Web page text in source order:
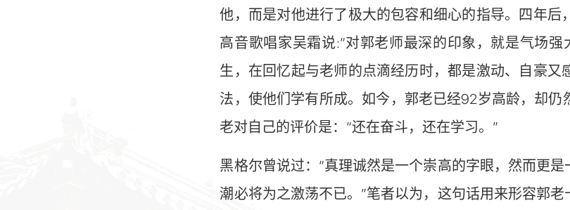
他，而是对他进行了极大的包容和细心的指导。四年
高音歌唱家吴霜说:“对郭老师最深的印象，就是气场
生，在回忆起与老师的点滴经历时，都是激动、自豪
法，使他们学有所成。如今，郭老已经92岁高龄，却
老对自己的评价是：“还在奋斗，还在学习。”
黑格尔曾说过：“真理诚然是一个崇高的字眼，然而更
潮必将为之激荡不已。”笔者以为，这句话用来形容郭